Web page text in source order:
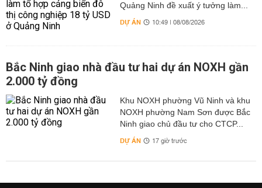
Quảng Ninh đề xuất ý tưởng làm...
DỰ ÁN 10:49 | 08/08/2026
Bắc Ninh giao nhà đầu tư hai dự án NOXH gần
2.000 tỷ đồng
Khu NOXH phường Vũ Ninh và khu
NOXH phường Nam Sơn được Bắc
Ninh giao chủ đầu tư cho CTCP...
DỰ ÁN 17 giờ trước